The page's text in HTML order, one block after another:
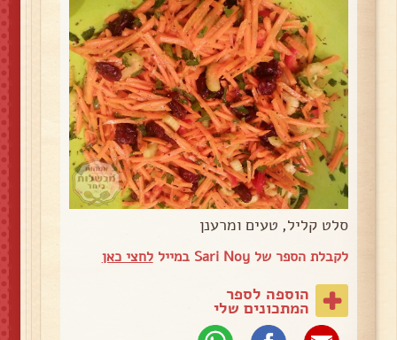
סלט קליל, טעים ומרענן
לקבלת הספר של Sari Noy במייל לחצי כאן
הוספה לספר
המתכונים שלי